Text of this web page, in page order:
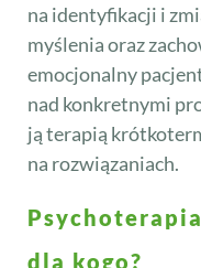
na identyfikacji i
myślenia oraz
emocjonalny
nad konkretnymi
ją terapią
na rozwiązaniach.
dla kogo?